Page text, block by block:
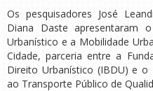
Os pesquisadores José
Diana Daste apresentaram
Urbanístico e a Mobilidade
Cidade, parceria entre a
Direito Urbanístico (IBDU) e
ao Transporte Público de